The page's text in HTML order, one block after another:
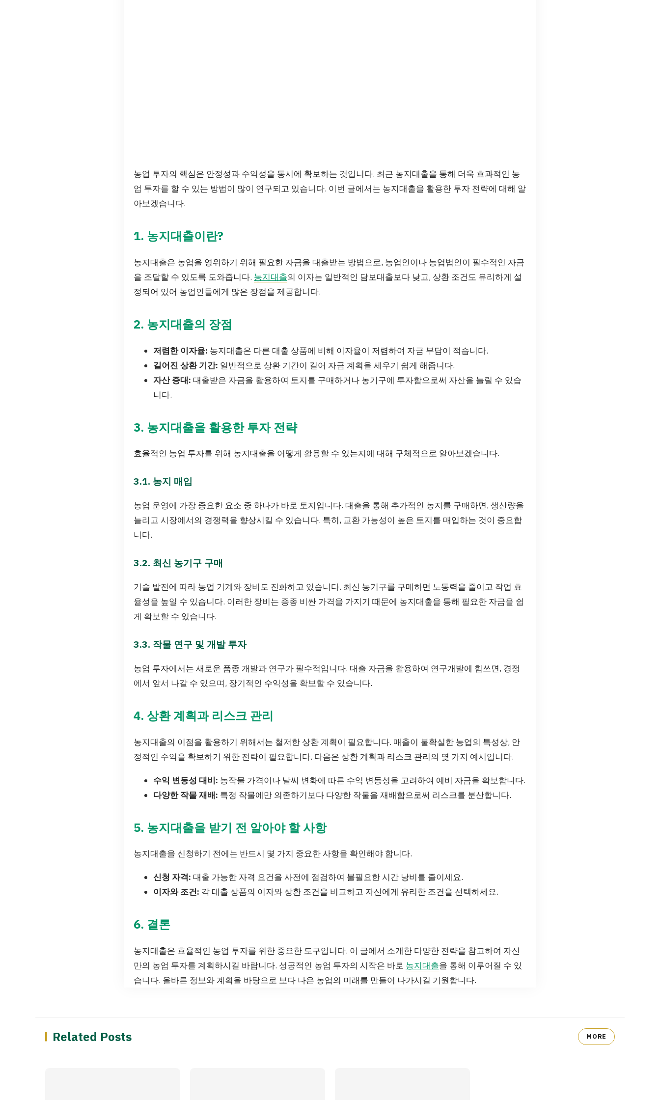
농업 투자의 핵심은 안정성과 수익성을 동시에 확보하는 것입니다. 최근 농지대출을 통해 더욱 효과적인 농
업 투자를 할 수 있는 방법이 많이 연구되고 있습니다. 이번 글에서는 농지대출을 활용한 투자 전략에 대해 알
아보겠습니다.
1. 농지대출이란?
농지대출은 농업을 영위하기 위해 필요한 자금을 대출받는 방법으로, 농업인이나 농업법인이 필수적인 자금
을 조달할 수 있도록 도와줍니다. 농지대출의 이자는 일반적인 담보대출보다 낮고, 상환 조건도 유리하게 설
정되어 있어 농업인들에게 많은 장점을 제공합니다.
2. 농지대출의 장점
저렴한 이자율: 농지대출은 다른 대출 상품에 비해 이자율이 저렴하여 자금 부담이 적습니다.
길어진 상환 기간: 일반적으로 상환 기간이 길어 자금 계획을 세우기 쉽게 해줍니다.
자산 증대: 대출받은 자금을 활용하여 토지를 구매하거나 농기구에 투자함으로써 자산을 늘릴 수 있습
니다.
3. 농지대출을 활용한 투자 전략
효율적인 농업 투자를 위해 농지대출을 어떻게 활용할 수 있는지에 대해 구체적으로 알아보겠습니다.
3.1. 농지 매입
농업 운영에 가장 중요한 요소 중 하나가 바로 토지입니다. 대출을 통해 추가적인 농지를 구매하면, 생산량을
늘리고 시장에서의 경쟁력을 향상시킬 수 있습니다. 특히, 교환 가능성이 높은 토지를 매입하는 것이 중요합
니다.
3.2. 최신 농기구 구매
기술 발전에 따라 농업 기계와 장비도 진화하고 있습니다. 최신 농기구를 구매하면 노동력을 줄이고 작업 효
율성을 높일 수 있습니다. 이러한 장비는 종종 비싼 가격을 가지기 때문에 농지대출을 통해 필요한 자금을 쉽
게 확보할 수 있습니다.
3.3. 작물 연구 및 개발 투자
농업 투자에서는 새로운 품종 개발과 연구가 필수적입니다. 대출 자금을 활용하여 연구개발에 힘쓰면, 경쟁
에서 앞서 나갈 수 있으며, 장기적인 수익성을 확보할 수 있습니다.
4. 상환 계획과 리스크 관리
농지대출의 이점을 활용하기 위해서는 철저한 상환 계획이 필요합니다. 매출이 불확실한 농업의 특성상, 안
정적인 수익을 확보하기 위한 전략이 필요합니다. 다음은 상환 계획과 리스크 관리의 몇 가지 예시입니다.
수익 변동성 대비: 농작물 가격이나 날씨 변화에 따른 수익 변동성을 고려하여 예비 자금을 확보합니다.
다양한 작물 재배: 특정 작물에만 의존하기보다 다양한 작물을 재배함으로써 리스크를 분산합니다.
5. 농지대출을 받기 전 알아야 할 사항
농지대출을 신청하기 전에는 반드시 몇 가지 중요한 사항을 확인해야 합니다.
신청 자격: 대출 가능한 자격 요건을 사전에 점검하여 불필요한 시간 낭비를 줄이세요.
이자와 조건: 각 대출 상품의 이자와 상환 조건을 비교하고 자신에게 유리한 조건을 선택하세요.
6. 결론
농지대출은 효율적인 농업 투자를 위한 중요한 도구입니다. 이 글에서 소개한 다양한 전략을 참고하여 자신
만의 농업 투자를 계획하시길 바랍니다. 성공적인 농업 투자의 시작은 바로 농지대출을 통해 이루어질 수 있
습니다. 올바른 정보와 계획을 바탕으로 보다 나은 농업의 미래를 만들어 나가시길 기원합니다.
Related Posts MORE